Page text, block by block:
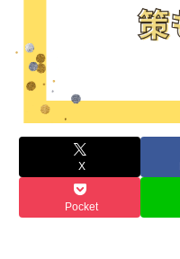
X
Pocket